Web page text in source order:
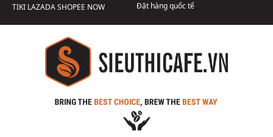
TIKI LAZADASHOPEE NOW
Đặt hàng quốc tế